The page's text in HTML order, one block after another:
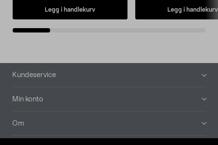
Legg i handlekurv Legg i handlekurv
Bunntekst
Kundeservice
Min konto
Om